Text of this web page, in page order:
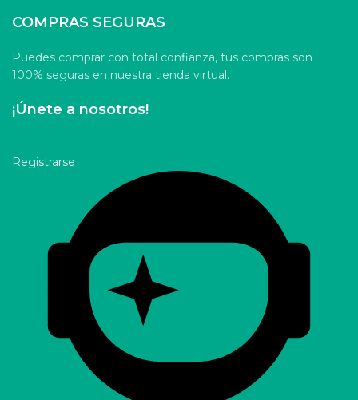
COMPRAS SEGURAS
Puedes comprar con total confianza, tus compras son
100% seguras en nuestra tienda virtual.
¡Únete a nosotros!
Registrarse